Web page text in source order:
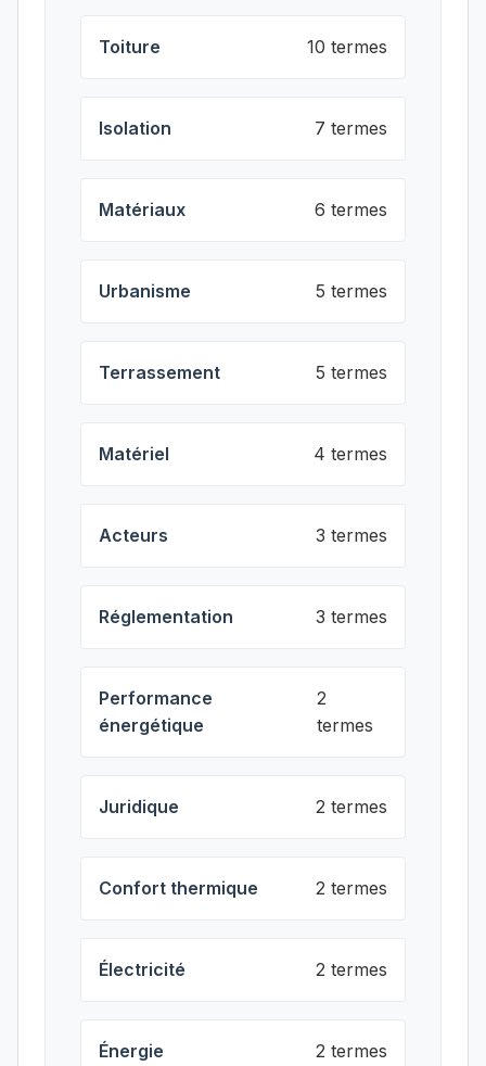
Toiture 10 termes
Isolation 7 termes
Matériaux 6 termes
Urbanisme 5 termes
Terrassement 5 termes
Matériel 4 termes
Acteurs 3 termes
Réglementation 3 termes
Performance
énergétique
2
termes
Juridique 2 termes
Confort thermique 2 termes
Électricité 2 termes
Énergie 2 termes